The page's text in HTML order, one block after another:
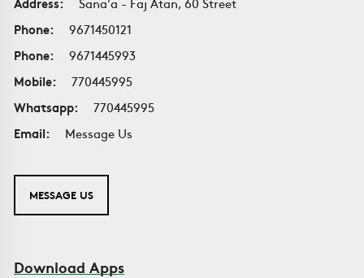
Phone:
9671450121
Phone:
9671445993
Mobile:
770445995
Whatsapp:
770445995
Email:
Message Us
MESSAGE US
Download Apps